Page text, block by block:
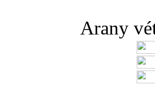
Arany